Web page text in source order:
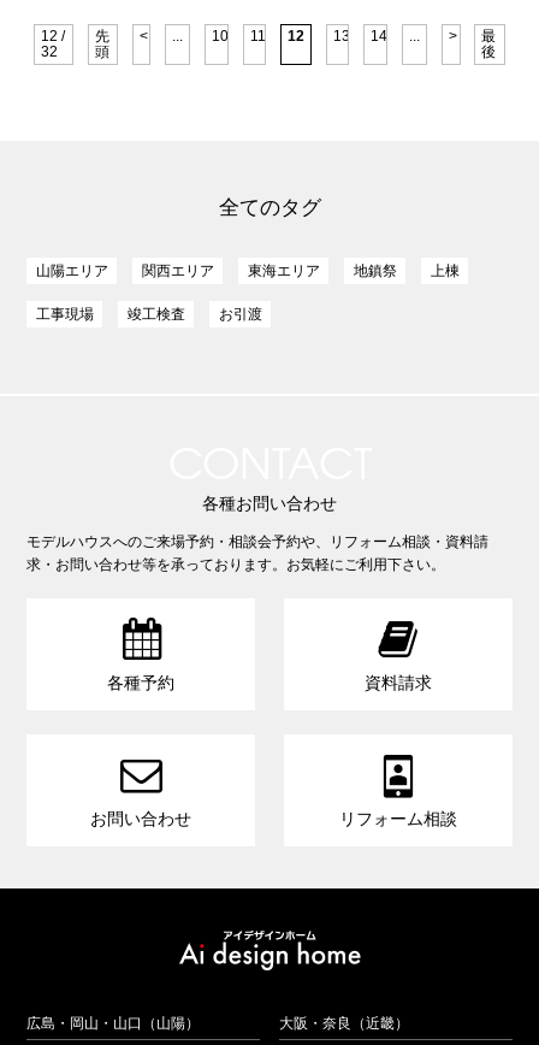
12 /
32
先
頭
< ... 10 11 12 13 14 ... >
最
後
全てのタグ
山陽エリア 関西エリア 東海エリア 地鎮祭 上棟
工事現場 竣工検査 お引渡
各種お問い合わせ
モデルハウスへのご来場予約・相談会予約や、リフォーム相談・資料請
求・お問い合わせ等を承っております。お気軽にご利用下さい。

各種予約

資料請求

お問い合わせ

リフォーム相談
広島・岡山・山口（山陽） 大阪・奈良（近畿）